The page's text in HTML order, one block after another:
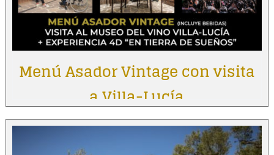
Menú Asador Vintage con visita
a Villa-Lucía